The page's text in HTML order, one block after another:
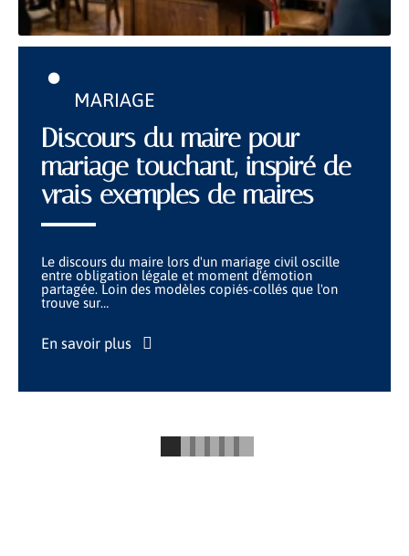
MARIAGE
Discours du maire pour
mariage touchant, inspiré de
vrais exemples de maires
Le discours du maire lors d'un mariage civil oscille
entre obligation légale et moment d'émotion
partagée. Loin des modèles copiés-collés que l'on
trouve sur…
En savoir plus